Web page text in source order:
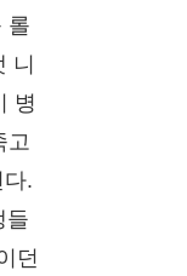
롤
니
병
고
.
들
던